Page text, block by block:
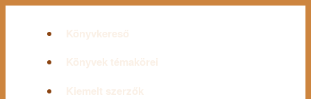
Könyvkereső
Könyvek témakörei
Kiemelt szerzők